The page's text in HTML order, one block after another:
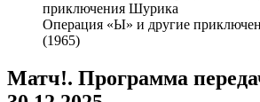
Операция «Ы» и другие
(1965)
Матч!. Программа